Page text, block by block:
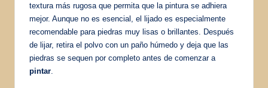
textura más rugosa que permita que la pintura se adhiera
mejor. Aunque no es esencial, el lijado es especialmente
recomendable para piedras muy lisas o brillantes. Después
de lijar, retira el polvo con un paño húmedo y deja que las
piedras se sequen por completo antes de comenzar a
pintar